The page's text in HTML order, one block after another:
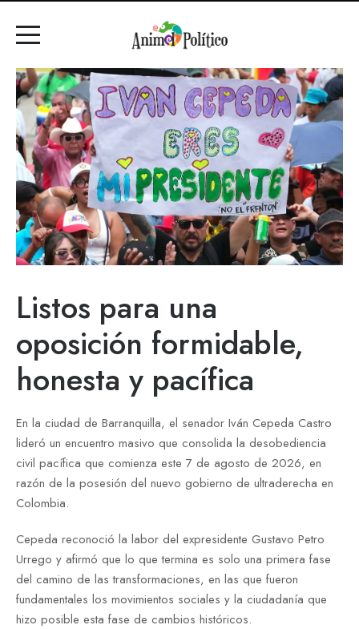
Listos para una
oposición formidable,
honesta y pacífica
En la ciudad de Barranquilla, el senador Iván Cepeda Castro
lideró un encuentro masivo que consolida la desobediencia
civil pacífica que comienza este 7 de agosto de 2026, en
razón de la posesión del nuevo gobierno de ultraderecha en
Colombia.
Cepeda reconoció la labor del expresidente Gustavo Petro
Urrego y afirmó que lo que termina es solo una primera fase
del camino de las transformaciones, en las que fueron
fundamentales los movimientos sociales y la ciudadanía que
hizo posible esta fase de cambios históricos.